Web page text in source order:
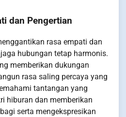
dan Pengertian
rasa empati dan
hubungan tetap harmonis.
memberikan dukungan
rasa saling percaya yang
tantangan yang
hiburan dan memberikan
serta mengekspresikan